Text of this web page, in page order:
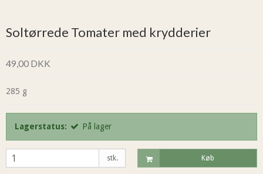
Soltørrede Tomater med krydderier
49,00 DKK
285 g
Lagerstatus: På lager
stk. Køb